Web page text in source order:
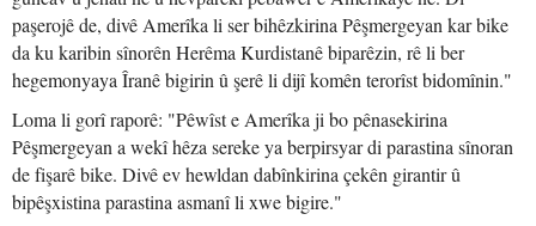
paşerojê de, divê Amerîka li ser bihêzkirina Pêşmergeyan kar bike
da ku karibin sînorên Herêma Kurdistanê biparêzin, rê li ber
hegemonyaya Îranê bigirin û şerê li dijî komên terorîst bidomînin."
Loma li gorî raporê: "Pêwîst e Amerîka ji bo pênasekirina
Pêşmergeyan a wekî hêza sereke ya berpirsyar di parastina sînoran
de fişarê bike. Divê ev hewldan dabînkirina çekên girantir û
bipêşxistina parastina asmanî li xwe bigire."